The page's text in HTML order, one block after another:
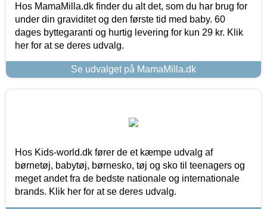
Hos MamaMilla.dk finder du alt det, som du har brug for
under din graviditet og den første tid med baby. 60
dages byttegaranti og hurtig levering for kun 29 kr. Klik
her for at se deres udvalg.
Se udvalget på MamaMilla.dk
Hos Kids-world.dk fører de et kæmpe udvalg af
børnetøj, babytøj, børnesko, tøj og sko til teenagers og
meget andet fra de bedste nationale og internationale
brands. Klik her for at se deres udvalg.